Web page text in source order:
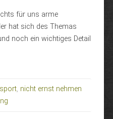
für uns arme
hat sich des Themas
noch ein wichtiges Detail
, nicht ernst nehmen